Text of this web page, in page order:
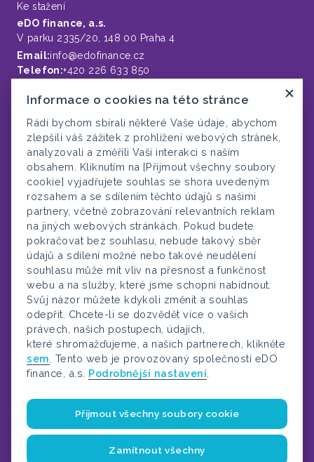
Ke stažení
eDO finance, a.s.
V parku 2335/20, 148 00 Praha 4
Email:info@edofinance.cz
Telefon:+420 226 633 850
eDO reality, s.r.o.
V parku 2335/20, 148 00 Praha 4
Email:info@edoreality.cz
Telefon:+420 778 431 479
Fakturační údaje – IČ:07268602
Společnost eDO finance, a.s., IČ: 247 83 421, sídlo: V parku 2335/20,
148 00 Praha 4, poskytuje služby finančního poradenství a realitního
zprostředkování. V oblasti finančních služeb působíme jako investiční
zprostředkovatel (dle zákona č. 256/2004 Sb., o podnikání na
kapitálovém trhu), samostatný zprostředkovatel pojištění (dle zákona
č. 170/2018 Sb., o distribuci pojištění a zajištění), samostatný
zprostředkovatel spotřebitelských úvěrů (dle zákona č. 257/2016 Sb.,
o spotřebitelském úvěru) a samostatný zprostředkovatel doplňkového
penzijního spoření (dle zákona č. 427/2011 Sb., o doplňkovém
penzijním spoření).
Oprávnění je možné ověřit u České národní bankyzde(zadat „přímé
vyhledávání“), kde najdete aktuální informace a podrobnosti o naší
registraci, rozsahu našeho oprávnění, seznam našich vázaných
právní informace o naší společnosti a naší činnosti najdete
Copyright © 2025 eDO. All Rights Reserved.
Zásady zpracování osobních údajů
Informace o cookies na této stránce
Rádi bychom sbírali některé Vaše údaje, abychom
zlepšili váš zážitek z prohlížení webových stránek,
analyzovali a změřili Vaši interakci s naším
obsahem. Kliknutím na [Přijmout všechny soubory
cookie] vyjadřujete souhlas se shora uvedeným
rozsahem a se sdílením těchto údajů s našimi
partnery, včetně zobrazování relevantních reklam
na jiných webových stránkách. Pokud budete
pokračovat bez souhlasu, nebude takový sběr
údajů a sdílení možné nebo takové neudělení
souhlasu může mít vliv na přesnost a funkčnost
webu a na služby, které jsme schopni nabídnout.
Svůj názor můžete kdykoli změnit a souhlas
odepřít. Chcete-li se dozvědět více o vašich
právech, našich postupech, údajích,
které shromažďujeme, a našich partnerech, klikněte
sem . Tento web je provozovaný společností eDO
finance, a.s. Podrobnější nastavení
Přijmout všechny soubory cookie
Zamítnout všechny